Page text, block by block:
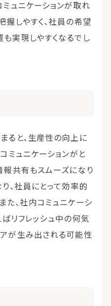
ミュニケーションが取れ
握しやすく、社員の希望
実現しやすくなるでし
ると、生産性の向上に
ミュニケーションがと
報共有もスムーズになり
、社員にとって効率的
た、社内コミュニケーシ
ばリフレッシュ中の何気
が生み出される可能性